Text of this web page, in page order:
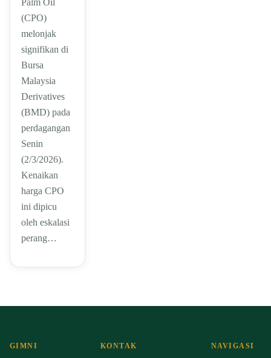
(CPO)
melonjak
signifikan di
Bursa
Malaysia
Derivatives
(BMD) pada
perdagangan
Senin
(2/3/2026).
Kenaikan
harga CPO
ini dipicu
oleh eskalasi
perang…
GIMNI KONTAK NAVIGASI